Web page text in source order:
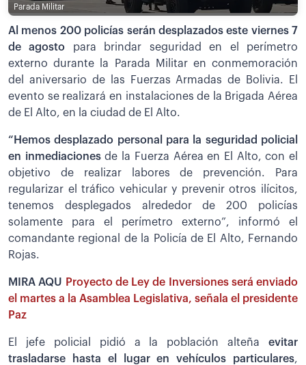
Parada Militar
Al menos 200 policías serán desplazados este viernes 7
de agosto para brindar seguridad en el perímetro
externo durante la Parada Militar en conmemoración
del aniversario de las Fuerzas Armadas de Bolivia. El
evento se realizará en instalaciones de la Brigada Aérea
de El Alto, en la ciudad de El Alto.
“Hemos desplazado personal para la seguridad policial
en inmediacionesde la Fuerza Aérea en El Alto, con el
objetivo de realizar labores de prevención. Para
regularizar el tráfico vehicular y prevenir otros ilícitos,
tenemos desplegados alrededor de 200 policías
solamente para el perímetro externo”, informó el
comandante regional de la Policía de El Alto, Fernando
Rojas.
MIRA AQU Proyecto de Ley de Inversiones será enviado
el martes a la Asamblea Legislativa, señala el presidente
Paz
El jefe policial pidió a la población alteña evitar
trasladarse hasta el lugar en vehículos particulares,